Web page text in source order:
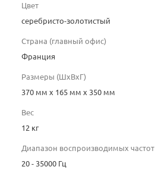
Цвет
серебристо-золотистый
Страна (главный офис)
Франция
Размеры (ШхВхГ)
370 мм х 165 мм х 350 мм
Вес
12 кг
Диапазон воспроизводимых частот
20 - 35000 Гц